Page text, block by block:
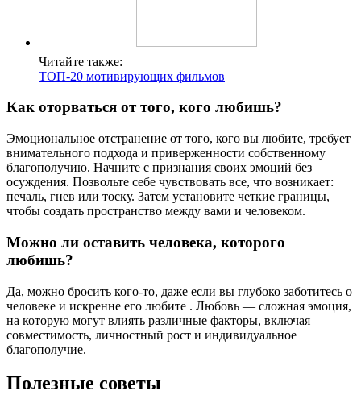
Читайте также:
ТОП-20 мотивирующих фильмов
Как оторваться от того, кого любишь?
Эмоциональное отстранение от того, кого вы любите, требует
внимательного подхода и приверженности собственному
благополучию. Начните с признания своих эмоций без
осуждения. Позвольте себе чувствовать все, что возникает:
печаль, гнев или тоску. Затем установите четкие границы,
чтобы создать пространство между вами и человеком.
Можно ли оставить человека, которого
любишь?
Да, можно бросить кого-то, даже если вы глубоко заботитесь о
человеке и искренне его любите . Любовь — сложная эмоция,
на которую могут влиять различные факторы, включая
совместимость, личностный рост и индивидуальное
благополучие.
Полезные советы